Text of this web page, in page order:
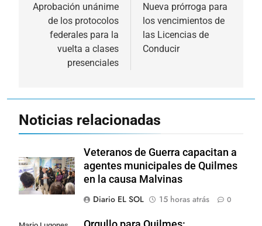
de
entradas
Aprobación unánime
de los protocolos
federales para la
vuelta a clases
presenciales
Nueva prórroga para
los vencimientos de
las Licencias de
Conducir
Noticias relacionadas
Veteranos de Guerra capacitan a
agentes municipales de Quilmes
en la causa Malvinas
Diario EL SOL
15 horas atrás 0